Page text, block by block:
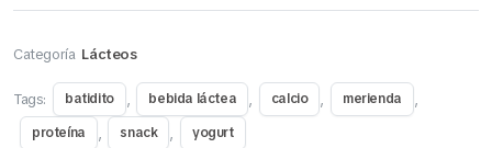
Categoría Lácteos
Tags: batidito , bebida láctea , calcio , merienda ,
proteína , snack , yogurt